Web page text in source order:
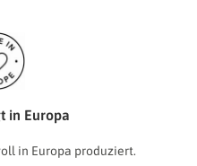
in Europa
in Europa produziert.